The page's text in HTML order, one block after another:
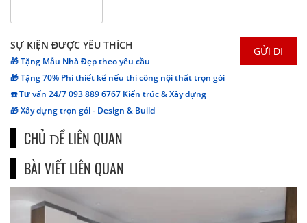
SỰ KIỆN ĐƯỢC YÊU THÍCH
🎁 Tặng Mẫu Nhà Đẹp theo yêu cầu
🎁 Tặng 70% Phí thiết kế nếu thi công nội thất trọn gói
☎️ Tư vấn 24/7 093 889 6767 Kiến trúc & Xây dựng
🎁 Xây dựng trọn gói - Design & Build
CHỦ ĐỀ LIÊN QUAN
BÀI VIẾT LIÊN QUAN